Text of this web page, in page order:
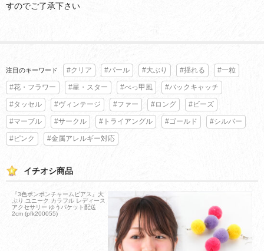
すのでご了承下さい
注目のキーワード #クリア #パール #大ぶり #揺れる #一粒
#花・フラワー #星・スター #べっ甲風 #バックキャッチ
#タッセル #ヴィンテージ #ファー #ロング #ビーズ
#マーブル #サークル #トライアングル #ゴールド #シルバー
#ピンク #金属アレルギー対応
イチオシ商品
『3色ポンポンチャームピアス』大
ぶり ユニーク カラフル レディース
アクセサリー ゆうパケット配送
2cm (pfk200055)